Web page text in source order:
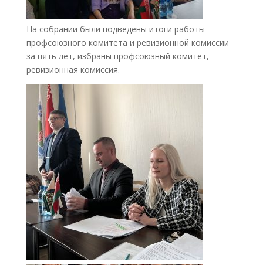
На собрании были подведены итоги работы
профсоюзного комитета и ревизионной комиссии
за пять лет, избраны профсоюзный комитет,
ревизионная комиссия.